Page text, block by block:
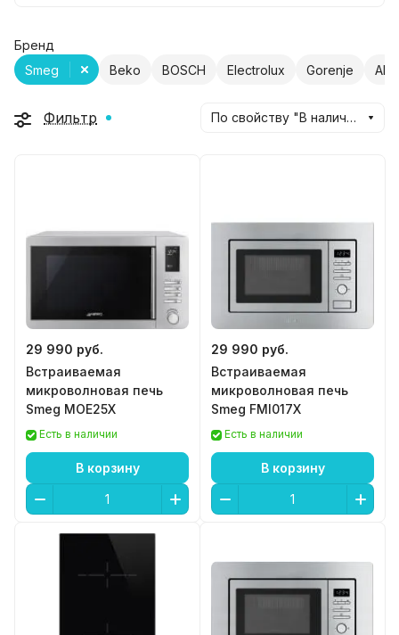
Бренд
Beko
BOSCH Electrolux
Smeg Gorenje AEG
Фильтр По свойству "В наличии" (убывание)
29 990 руб.
Встраиваемая
микроволновая печь
Smeg MOE25X
Есть в наличии
В корзину
29 990 руб.
Встраиваемая
микроволновая печь
Smeg FMI017X
Есть в наличии
В корзину